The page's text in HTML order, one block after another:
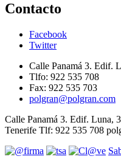
Contacto
Facebook
Twitter
Calle Panamá 3. Edif.
Tlfo: 922 535 708
Fax: 922 535 703
polgran@polgran.com
Calle Panamá 3. Edif. Luna,
Tenerife Tlf: 922 535 708